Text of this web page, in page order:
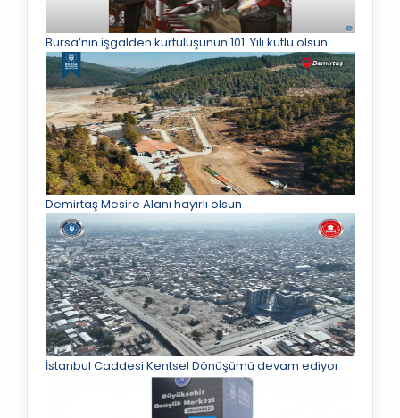
Bursa’nın işgalden kurtuluşunun 101. Yılı kutlu olsun
Demirtaş Mesire Alanı hayırlı olsun
İstanbul Caddesi Kentsel Dönüşümü devam ediyor